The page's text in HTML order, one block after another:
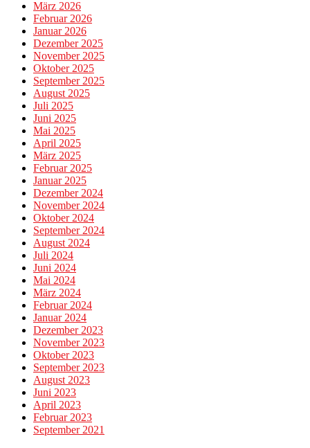
März 2026
Februar 2026
Januar 2026
Dezember 2025
November 2025
Oktober 2025
September 2025
August 2025
Juli 2025
Juni 2025
Mai 2025
April 2025
März 2025
Februar 2025
Januar 2025
Dezember 2024
November 2024
Oktober 2024
September 2024
August 2024
Juli 2024
Juni 2024
Mai 2024
März 2024
Februar 2024
Januar 2024
Dezember 2023
November 2023
Oktober 2023
September 2023
August 2023
Juni 2023
April 2023
Februar 2023
September 2021